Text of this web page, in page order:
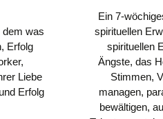
dem was
Erfolg
Liebe
Erfolg
Ein 7-
spirituellen
spirituellen
Ängste, das
Stimmen,
managen,
bewältigen,